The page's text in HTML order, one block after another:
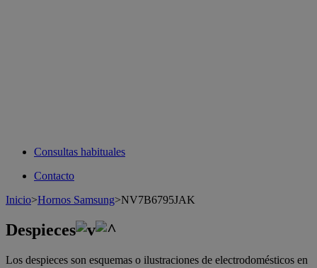
Consultas habituales
Contacto
Inicio>Hornos Samsung>NV7B6795JAK
Despieces
Los despieces son esquemas o ilustraciones de electrodomésticos en